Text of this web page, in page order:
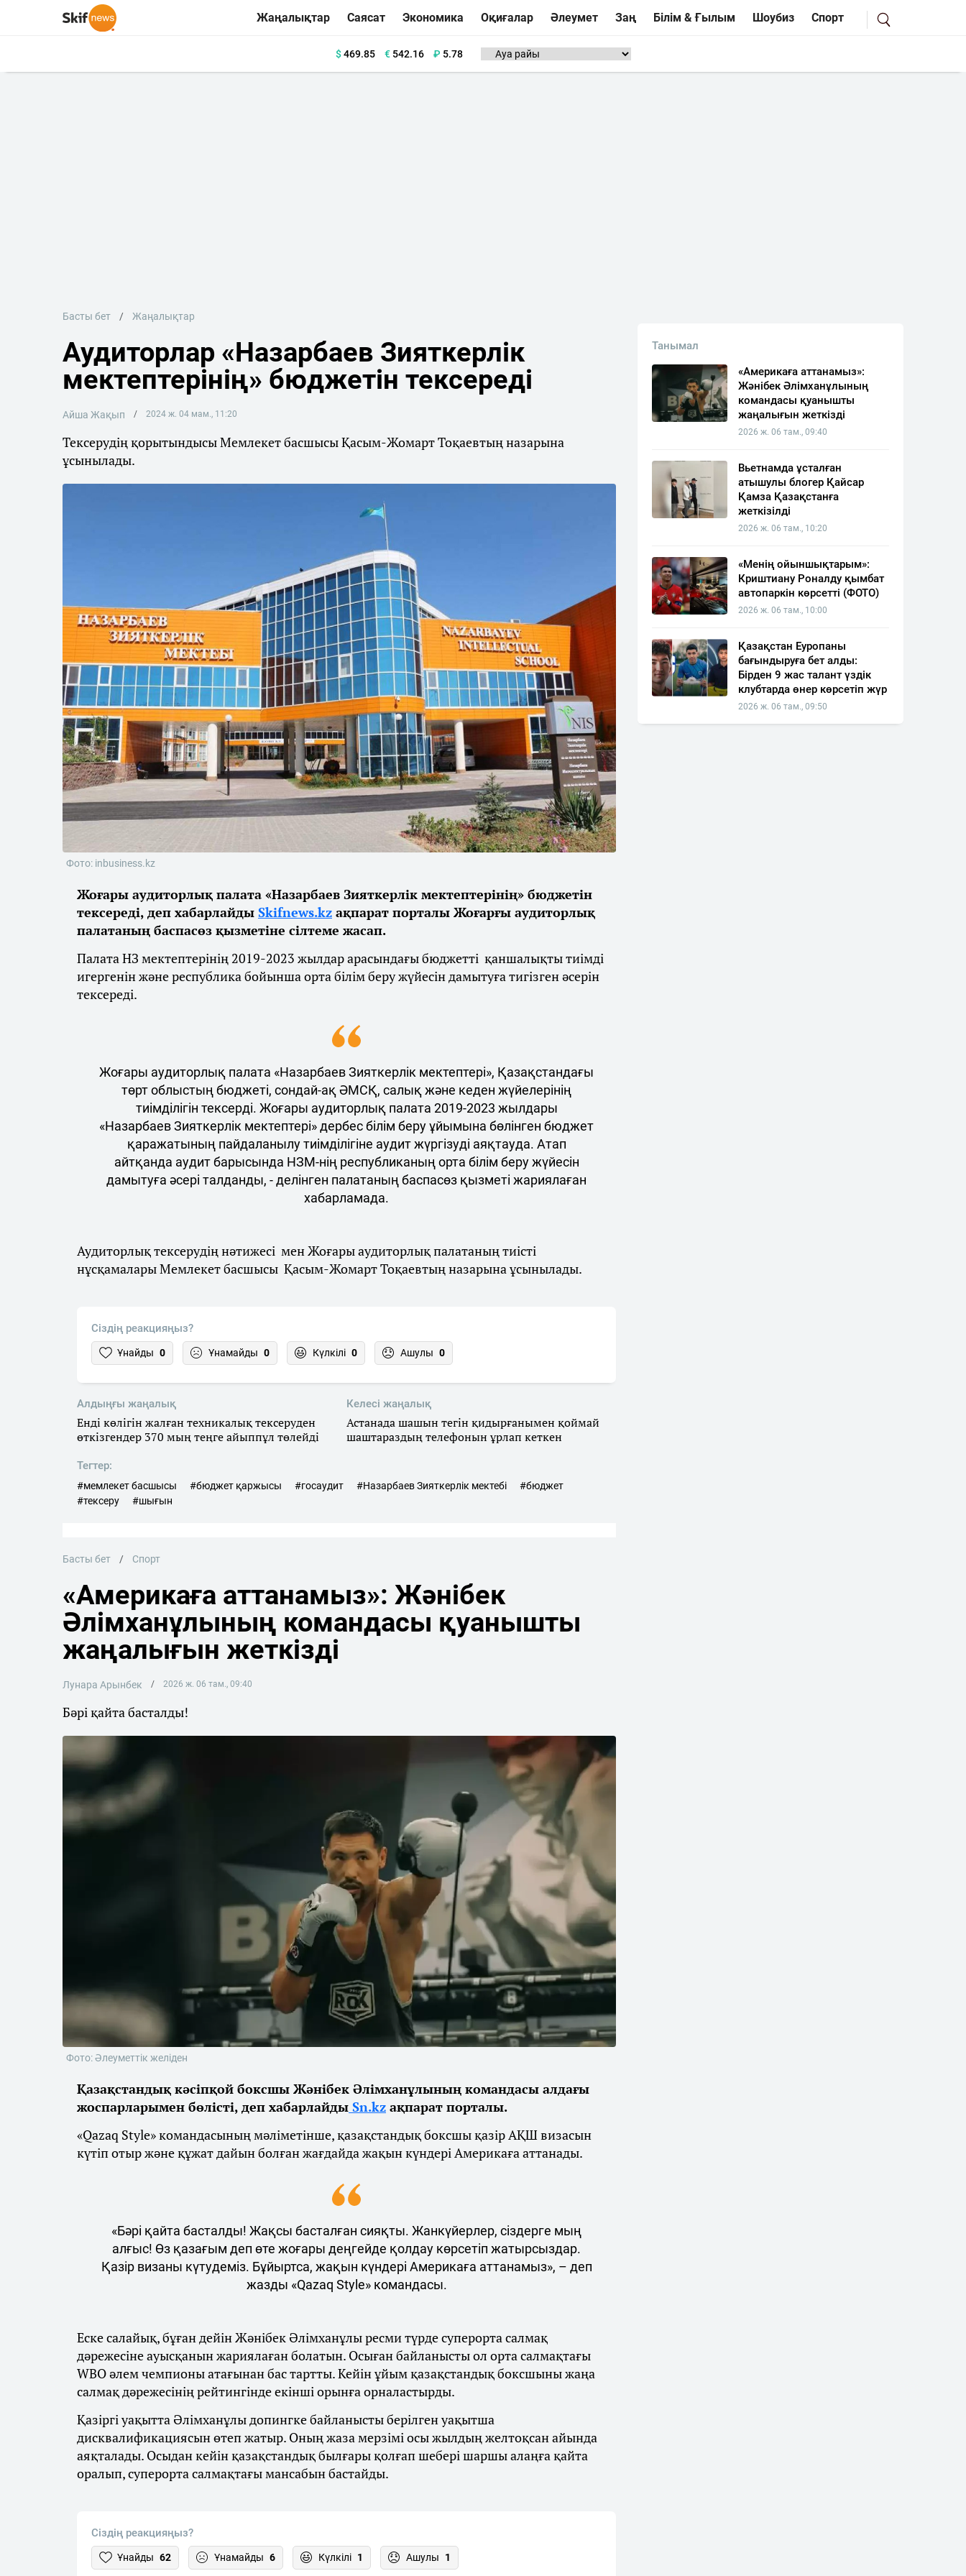
Жаңалықтар Саясат Экономика Оқиғалар Әлеумет Заң Білім & Ғылым Шоубиз Спорт
$469.85 €542.16 ₽ 5.78
Басты бет Жаңалықтар
Аудиторлар «Назарбаев Зияткерлік
мектептерінің» бюджетін тексереді
Айша Жақып 2024 ж. 04 мам., 11:20
Тексерудің қорытындысы Мемлекет басшысы Қасым-Жомарт Тоқаевтың назарына
ұсынылады.
Фото: inbusiness.kz
Жоғары аудиторлық палата «Назарбаев Зияткерлік мектептерінің» бюджетін
тексереді, деп хабарлайды Skifnews.kz ақпарат порталы Жоғарғы аудиторлық
палатаның баспасөз қызметіне сілтеме жасап.
Палата НЗ мектептерінің 2019-2023 жылдар арасындағы бюджетті қаншалықты тиімді
игергенін және республика бойынша орта білім беру жүйесін дамытуға тигізген әсерін
тексереді.
Жоғары аудиторлық палата «Назарбаев Зияткерлік мектептері», Қазақстандағы
төрт облыстың бюджеті, сондай-ақ ӘМСҚ, салық және кеден жүйелерінің
тиімділігін тексерді. Жоғары аудиторлық палата 2019-2023 жылдары
«Назарбаев Зияткерлік мектептері» дербес білім беру ұйымына бөлінген бюджет
қаражатының пайдаланылу тиімділігіне аудит жүргізуді аяқтауда. Атап
айтқанда аудит барысында НЗМ-нің республиканың орта білім беру жүйесін
дамытуға әсері талданды, - делінген палатаның баспасөз қызметі жариялаған
хабарламада.
Аудиторлық тексерудің нәтижесі мен Жоғары аудиторлық палатаның тиісті
нұсқамалары Мемлекет басшысы Қасым-Жомарт Тоқаевтың назарына ұсынылады.
Сіздің реакцияңыз?
Ұнайды 0 Ұнамайды 0 Күлкілі 0 Ашулы 0
Алдыңғы жаңалық
Енді көлігін жалған техникалық тексеруден
өткізгендер 370 мың теңге айыппұл төлейді
Келесі жаңалық
Астанада шашын тегін қидырғанымен қоймай
шаштараздың телефонын ұрлап кеткен
Тегтер:
#мемлекет басшысы #бюджет қаржысы #госаудит #Назарбаев Зияткерлік мектебі
#бюджет
#тексеру
#шығын
Басты бет Спорт
«Америкаға аттанамыз»: Жәнібек
Әлімханұлының командасы қуанышты
жаңалығын жеткізді
Лунара Арынбек 2026 ж. 06 там., 09:40
Бәрі қайта басталды!
Фото: Әлеуметтік желіден
Қазақстандық кәсіпқой боксшы Жәнібек Әлімханұлының командасы алдағы
жоспарларымен бөлісті, деп хабарлайды Sn.kz ақпарат порталы.
«Qazaq Style» командасының мәліметінше, қазақстандық боксшы қазір АҚШ визасын
күтіп отыр және құжат дайын болған жағдайда жақын күндері Америкаға аттанады.
«Бәрі қайта басталды! Жақсы басталған сияқты. Жанкүйерлер, сіздерге мың
алғыс! Өз қазағым деп өте жоғары деңгейде қолдау көрсетіп жатырсыздар.
Қазір визаны күтудеміз. Бұйыртса, жақын күндері Америкаға аттанамыз», – деп
жазды «Qazaq Style» командасы.
Еске салайық, бұған дейін Жәнібек Әлімханұлы ресми түрде суперорта салмақ
дәрежесіне ауысқанын жариялаған болатын. Осыған байланысты ол орта салмақтағы
WBO әлем чемпионы атағынан бас тартты. Кейін ұйым қазақстандық боксшыны жаңа
салмақ дәрежесінің рейтингінде екінші орынға орналастырды.
Қазіргі уақытта Әлімханұлы допингке байланысты берілген уақытша
дисквалификациясын өтеп жатыр. Оның жаза мерзімі осы жылдың желтоқсан айында
аяқталады. Осыдан кейін қазақстандық былғары қолғап шебері шаршы алаңға қайта
оралып, суперорта салмақтағы мансабын бастайды.
Сіздің реакцияңыз?
Ұнайды 62 Ұнамайды 6 Күлкілі 1 Ашулы 1
Танымал
«Америкаға аттанамыз»:
Жәнібек Әлімханұлының
командасы қуанышты
жаңалығын жеткізді
2026 ж. 06 там., 09:40
Вьетнамда ұсталған
атышулы блогер Қайсар
Қамза Қазақстанға
жеткізілді
2026 ж. 06 там., 10:20
«Менің ойыншықтарым»:
Криштиану Роналду қымбат
автопаркін көрсетті (ФОТО)
2026 ж. 06 там., 10:00
Қазақстан Еуропаны
бағындыруға бет алды:
Бірден 9 жас талант үздік
клубтарда өнер көрсетіп жүр
2026 ж. 06 там., 09:50